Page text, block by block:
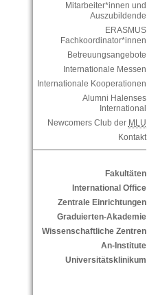
Mitarbeiter*innen und
Auszubildende
ERASMUS
Fachkoordinator*innen
Betreuungsangebote
Internationale Messen
Internationale Kooperationen
Alumni Halenses
International
Newcomers Club der MLU
Kontakt
Fakultäten
International Office
Zentrale Einrichtungen
Graduierten-Akademie
Wissenschaftliche Zentren
An-Institute
Universitätsklinikum